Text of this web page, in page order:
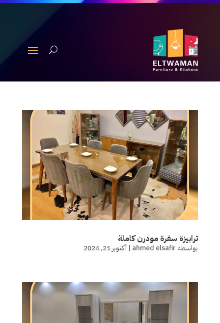
ترابيزة سفرة مودرن كاملة
بواسطة ahmed elsafir
| أكتوبر 21, 2024